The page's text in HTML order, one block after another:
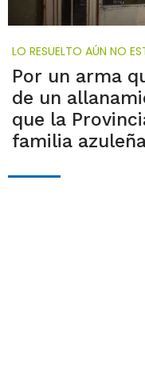
LO RESUELTO AÚN NO
Por un arma
de un
que la
familia